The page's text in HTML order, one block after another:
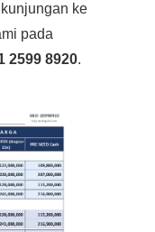
ke
pada
2599 8920.